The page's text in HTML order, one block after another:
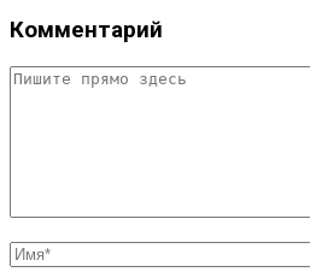
Комментарий